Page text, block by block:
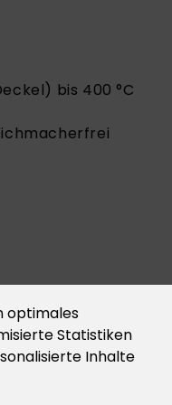
bis 400 °C
IN-1
optimales
Statistiken
Inhalte